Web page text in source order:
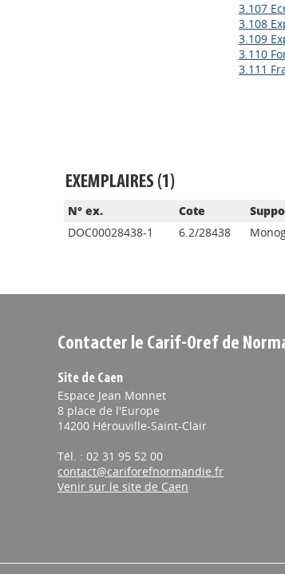
3.107
3.108
3.109
3.110
3.111
EXEMPLAIRES (1)
N° ex. Cote
DOC00028438-1
6.2/28438
Contacter le Carif-Oref de
Site de Caen
Espace Jean Monnet
8 place de l'Europe
14200 Hérouville-Saint-Clair
Tél. : 02 31 95 52 00
contact@cariforefnormandie.fr
Venir sur le site de Caen